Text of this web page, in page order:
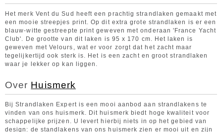
Het merk Vent du Sud heeft een prachtig strandlaken gemaakt met
een mooie streepjes print. Op dit extra grote strandlaken is er een
blauw-witte gestreepte print geweven met onderaan 'France Yacht
Club'. De grootte van dit laken is 95 x 170 cm. Het laken is
geweven met Velours, wat er voor zorgt dat het zacht maar
tegelijkertijd ook sterk is. Het is een zacht en groot strandlaken
waar je lekker op kan liggen.
Over Huismerk
Bij Strandlaken Expert is een mooi aanbod aan strandlakens te
vinden van ons huismerk. Dit huismerk biedt hoge kwaliteit voor
schappelijke prijzen. U levert hierbij niets in op het gebied van
design: de standlakens van ons huismerk zien er mooi uit en zijn